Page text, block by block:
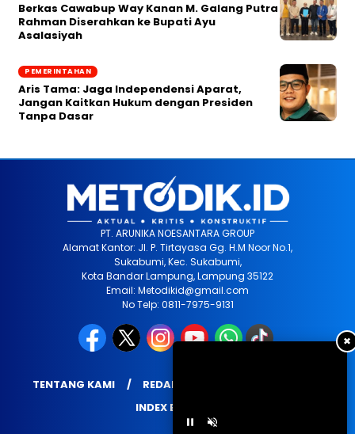
Berkas Cawabup Way Kanan M. Galang Putra
Rahman Diserahkan ke Bupati Ayu
Asalasiyah
PEMERINTAHAN
Aris Tama: Jaga Independensi Aparat,
Jangan Kaitkan Hukum dengan Presiden
Tanpa Dasar
✖
PT. ARUNIKA NOESANTARA GROUP
Alamat Kantor: Jl. P. Tirtayasa Gg. H.M Noor No.1,
Sukabumi, Kec. Sukabumi,
Kota Bandar Lampung, Lampung 35122
Email: Metodikid@gmail.com
No Telp: 0811-7975-9131
TENTANG KAMI REDAKSI
INDEX BERITA